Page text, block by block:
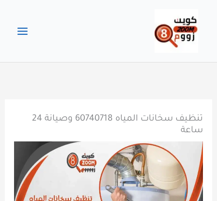
المحتوى
تنظيف سخانات المياه 60740718 وصيانة 24
ساعة